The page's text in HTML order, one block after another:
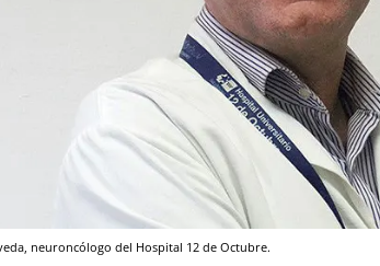
neuroncólogo del Hospital 12 de Octubre.